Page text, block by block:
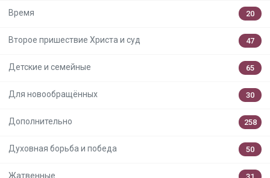
Время 20
Второе пришествие Христа и суд 47
Детские и семейные 65
Для новообращённых 30
Дополнительно 258
Духовная борьба и победа 50
Жатвенные